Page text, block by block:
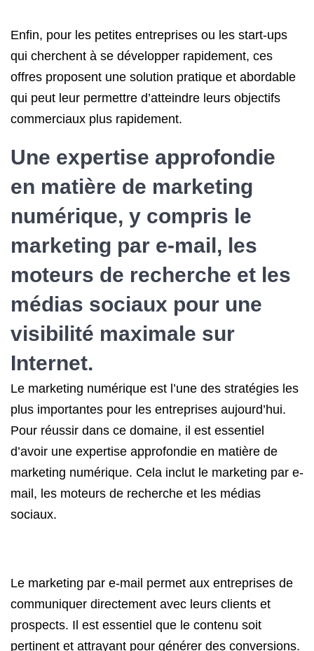
Enfin, pour les petites entreprises ou les start-ups
qui cherchent à se développer rapidement, ces
offres proposent une solution pratique et abordable
qui peut leur permettre d’atteindre leurs objectifs
commerciaux plus rapidement.
Une expertise approfondie
en matière de marketing
numérique, y compris le
marketing par e-mail, les
moteurs de recherche et les
médias sociaux pour une
visibilité maximale sur
Internet.
Le marketing numérique est l’une des stratégies les
plus importantes pour les entreprises aujourd’hui.
Pour réussir dans ce domaine, il est essentiel
d’avoir une expertise approfondie en matière de
marketing numérique. Cela inclut le marketing par e-
mail, les moteurs de recherche et les médias
sociaux.
Le marketing par e-mail permet aux entreprises de
communiquer directement avec leurs clients et
prospects. Il est essentiel que le contenu soit
pertinent et attrayant pour générer des conversions.